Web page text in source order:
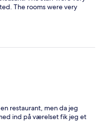
The rooms were very
restaurant, men da jeg
ind på værelset fik jeg et